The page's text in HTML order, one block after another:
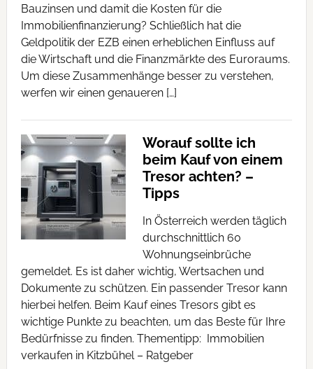
Bauzinsen und damit die Kosten für die
Immobilienfinanzierung? Schließlich hat die
Geldpolitik der EZB einen erheblichen Einfluss auf
die Wirtschaft und die Finanzmärkte des Euroraums.
Um diese Zusammenhänge besser zu verstehen,
werfen wir einen genaueren […]
Worauf sollte ich
beim Kauf von einem
Tresor achten? –
Tipps
In Österreich werden täglich
durchschnittlich 60
Wohnungseinbrüche
gemeldet. Es ist daher wichtig, Wertsachen und
Dokumente zu schützen. Ein passender Tresor kann
hierbei helfen. Beim Kauf eines Tresors gibt es
wichtige Punkte zu beachten, um das Beste für Ihre
Bedürfnisse zu finden. Thementipp: Immobilien
verkaufen in Kitzbühel – Ratgeber